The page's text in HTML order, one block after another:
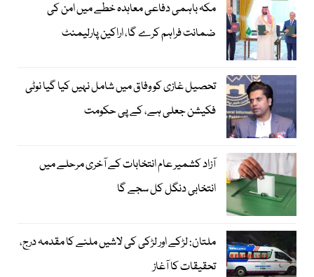
مکہ باہمی دفاعی معاہدہ خطے میں امن کی
ضمانت فراہم کرے گا، اراکین پارلیمنٹ
تحصیل غازی کو وفاق میں شامل نہیں کیا گیا نوٹی
فکیشن جعلی ہے، کے پی حکومت
آزاد کشمیر عام انتخابات کے آخری مرحلے میں
انتخابی دنگل کل سجے گا
ملتان: لڑکے اور لڑکی کی لاشیں ملنے کا مقدمہ درج،
تحقیقات کا آغاز